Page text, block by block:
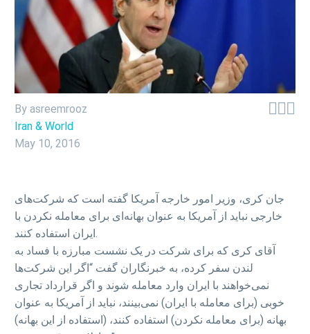

By asreemrooz
Iran & World
May 10, 2016
جان کری، وزیر امور خارجه آمریکا گفته است که شرکت‌های
خارجی نباید از آمریکا به عنوان بهانه‌ای برای معامله نکردن با
ایران استفاده کنند.
آقای کری که برای شرکت در یک نشست مبارزه با فساد به
لندن سفر کرده، به خبرنگاران گفت “اگر این شرکت‌ها
نمی‌خواهند با ایران وارد معامله شوند و اگر قرارداد تجاری
خوبی (برای معامله با ایران) نمی‌بینند، نباید از آمریکا به عنوان
بهانه (برای معامله نکردن) استفاده کنند، (استفاده از این بهانه)